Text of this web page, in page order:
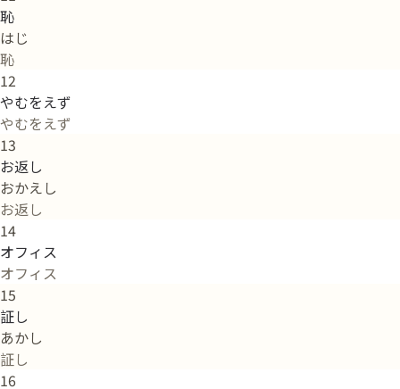
恥
はじ
恥
12
やむをえず
やむをえず
13
お返し
おかえし
お返し
14
オフィス
オフィス
15
証し
あかし
証し
16